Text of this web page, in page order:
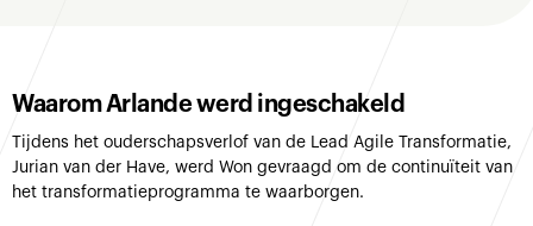
Waarom Arlande werd ingeschakeld
Tijdens het ouderschapsverlof van de Lead Agile Transformatie,
Jurian van der Have, werd Won gevraagd om de continuïteit van
het transformatieprogramma te waarborgen.